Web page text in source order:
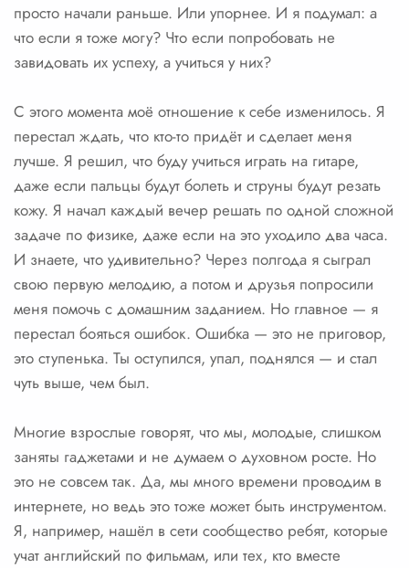
просто начали раньше. Или упорнее. И я подумал: а
что если я тоже могу? Что если попробовать не
завидовать их успеху, а учиться у них?
С этого момента моё отношение к себе изменилось. Я
перестал ждать, что кто-то придёт и сделает меня
лучше. Я решил, что буду учиться играть на гитаре,
даже если пальцы будут болеть и струны будут резать
кожу. Я начал каждый вечер решать по одной сложной
задаче по физике, даже если на это уходило два часа.
И знаете, что удивительно? Через полгода я сыграл
свою первую мелодию, а потом и друзья попросили
меня помочь с домашним заданием. Но главное — я
перестал бояться ошибок. Ошибка — это не приговор,
это ступенька. Ты оступился, упал, поднялся — и стал
чуть выше, чем был.
Многие взрослые говорят, что мы, молодые, слишком
заняты гаджетами и не думаем о духовном росте. Но
это не совсем так. Да, мы много времени проводим в
интернете, но ведь это тоже может быть инструментом.
Я, например, нашёл в сети сообщество ребят, которые
учат английский по фильмам, или тех, кто вместе